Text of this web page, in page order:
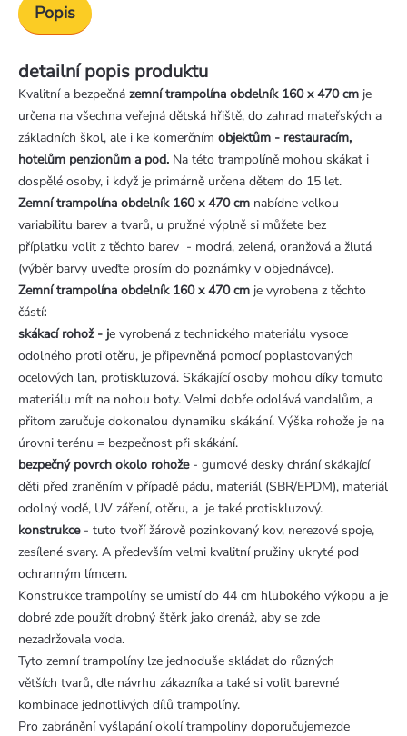
Popis
detailní popis produktu
Kvalitní a bezpečná zemní trampolína obdelník 160 x 470 cm je
určena na všechna veřejná dětská hřiště, do zahrad mateřských a
základních škol, ale i ke komerčním objektům - restauracím,
hotelům penzionům a pod. Na této trampolíně mohou skákat i
dospělé osoby, i když je primárně určena dětem do 15 let.
Zemní trampolína obdelník 160 x 470 cm nabídne velkou
variabilitu barev a tvarů, u pružné výplně si můžete bez
příplatku volit z těchto barev - modrá, zelená, oranžová a žlutá
(výběr barvy uveďte prosím do poznámky v objednávce).
Zemní trampolína obdelník 160 x 470 cm je vyrobena z těchto
částí:
skákací rohož - je vyrobená z technického materiálu vysoce
odolného proti otěru, je připevněná pomocí poplastovaných
ocelových lan, protiskluzová. Skákající osoby mohou díky tomuto
materiálu mít na nohou boty. Velmi dobře odolává vandalům, a
přitom zaručuje dokonalou dynamiku skákání. Výška rohože je na
úrovni terénu = bezpečnost při skákání.
bezpečný povrch okolo rohože- gumové desky chrání skákající
děti před zraněním v případě pádu, materiál (SBR/EPDM), materiál
odolný vodě, UV záření, otěru, a je také protiskluzový.
konstrukce- tuto tvoří žárově pozinkovaný kov, nerezové spoje,
zesílené svary. A především velmi kvalitní pružiny ukryté pod
ochranným límcem.
Konstrukce trampolíny se umistí do 44 cm hlubokého výkopu a je
dobré zde použít drobný štěrk jako drenáž, aby se zde
nezadržovala voda.
Tyto zemní trampolíny lze jednoduše skládat do různých
větších tvarů, dle návrhu zákazníka a také si volit barevné
kombinace jednotlivých dílů trampolíny.
Pro zabránění vyšlapání okolí trampolíny doporučujemezde